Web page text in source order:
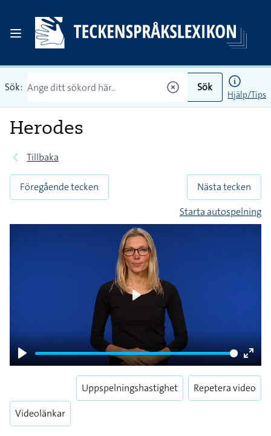
Sök: Sök
Hjälp/Tips
Herodes
Tillbaka
Föregående tecken
Nästa tecken
Starta autospelning
Play
Enter
Videolänkar
Uppspelningshastighet Repetera video